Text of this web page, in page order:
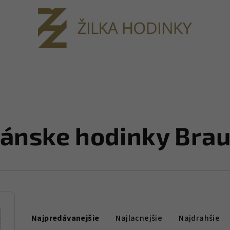
hodinky
aNajpredávanejšie Najlacnejšie Najdrahšie